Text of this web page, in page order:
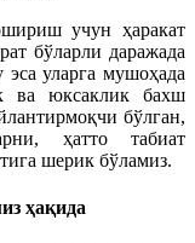
учун ҳаракат
бўларли даражада
уларга мушоҳада
ва юксаклик бахш
бўлган,
ҳатто табиат
шерик бўламиз.
ҳақида